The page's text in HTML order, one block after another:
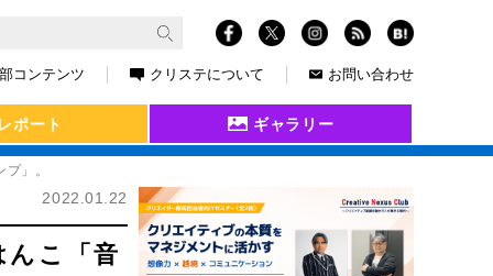
コンテンツ クリステについて お問い合わせ
レポート ギャラリー
」。
2022.01.22
んこ「音